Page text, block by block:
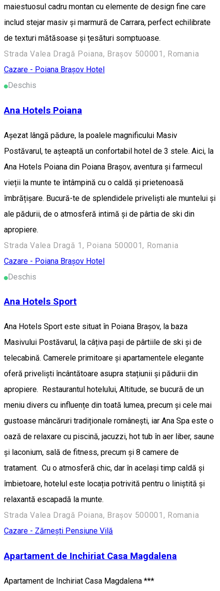
maiestuosul cadru montan cu elemente de design fine care
includ stejar masiv și marmură de Carrara, perfect echilibrate
de texturi mătăsoase și țesături somptuoase.
Strada Valea Dragă Poiana, Brașov 500001, Romania
Cazare - Poiana Brașov Hotel
Deschis
Ana Hotels Poiana
Așezat lângă pădure, la poalele magnificului Masiv
Postăvarul, te așteaptă un confortabil hotel de 3 stele. Aici, la
Ana Hotels Poiana din Poiana Braşov, aventura și farmecul
vieții la munte te întâmpină cu o caldă și prietenoasă
îmbrățișare. Bucură-te de splendidele priveliști ale muntelui și
ale pădurii, de o atmosferă intimă și de pârtia de ski din
apropiere.
Strada Valea Dragă 1, Poiana 500001, Romania
Cazare - Poiana Brașov Hotel
Deschis
Ana Hotels Sport
Ana Hotels Sport este situat în Poiana Braşov, la baza
Masivului Postăvarul, la câțiva pași de pârtiile de ski și de
telecabină. Camerele primitoare și apartamentele elegante
oferă priveliști încântătoare asupra stațiunii și pădurii din
apropiere. Restaurantul hotelului, Altitude, se bucură de un
meniu divers cu influențe din toată lumea, precum și cele mai
gustoase mâncăruri tradiționale românești, iar Ana Spa este o
oază de relaxare cu piscină, jacuzzi, hot tub în aer liber, saune
și laconium, sală de fitness, precum și 8 camere de
tratament. Cu o atmosferă chic, dar în același timp caldă și
îmbietoare, hotelul este locația potrivită pentru o liniștită și
relaxantă escapadă la munte.
Strada Valea Dragă Poiana, Brașov 500001, Romania
Cazare - Zărnești Pensiune Vilă
Apartament de Inchiriat Casa Magdalena
Apartament de Inchiriat Casa Magdalena ***